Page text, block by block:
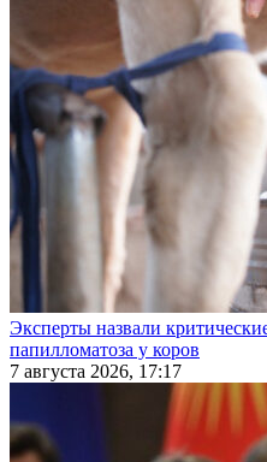
Эксперты назвали
папилломатоза у коров
7 августа 2026, 17:17